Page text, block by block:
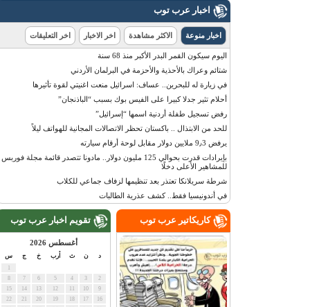
اخبار عرب توب
اخبار منوعة الاكثر مشاهدة اخر الاخبار اخر التعليقات
اليوم سيكون القمر البدر الأكبر منذ 68 سنة
شتائم وعراك بالأحذية والأحزمة في البرلمان الأردني
في زيارة له للبحرين.. عساف: اسرائيل منعت اغنيتي لقوة تأثيرها
أحلام تثير جدلا كبيرا على الفيس بوك بسبب “الباذنجان”
رفض تسجيل طفلة أردنية اسمها “إسرائيل”
للحد من الابتذال .. باكستان تحظر الاتصالات المجانية للهواتف ليلاً
يرفض 9٫3 ملايين دولار مقابل لوحة أرقام سيارته
بإيرادات قدرت بحوالي 125 مليون دولار.. مادونا تتصدر قائمة مجلة فوربس
للمشاهير الأعلى دخلًا
شرطة سريلانكا تعتذر بعد تنظيمها لزفاف جماعي للكلاب
في أندونيسيا فقط.. كشف عذرية الطالبات
تقويم اخبار عرب توب
أغسطس 2026
أرب س
كاريكاتير عرب توب